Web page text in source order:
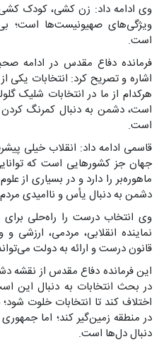
وی ادامه داد: زن کشی، کودک
ویژگی‌های صهیونیست‌ها است؛
است.
فرمانده دفاع مقدس در ادامه
اشاره و تصریح کرد: انتخابات یکی
هرکدام از ما در انتخابات
است، دشمن به دنبال کمرنگ کردن
است.
قاسمی ادامه داد: انقلاب خیلی
جهان جز کشورهایی است که
ماهوره‌بر را دارد و در بسیاری از
دشمن به دنبال یأس و ناامیدی
وی انتخاب درست را راه‌حلی
نماینده انقلابی، مردمی، ارزشی
قانون درست و ارائه به دولت
این فرمانده دفاع مقدس از نقشه
در بحث انتخابات به دنبال این
اختلاف کند تا انتخابات خلوت
در منطقه زمین‌گیر کند؛ اما
دنبال دل‌ها است.